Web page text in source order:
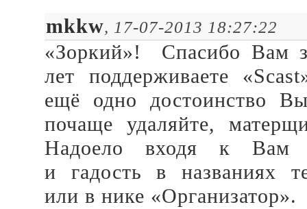
mkkw, 17-07-2013 18:27:22
«Зоркий»! Спасибо Вам
лет поддерживаете
ещё одно достоинство
почаще удаляйте,
Надоело входя к Вам
и гадость в названиях
или в нике «Организатор».